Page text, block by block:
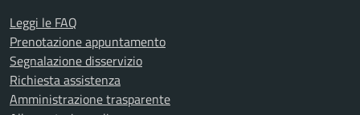
Leggi le FAQ
Prenotazione appuntamento
Segnalazione disservizio
Richiesta assistenza
Amministrazione trasparente